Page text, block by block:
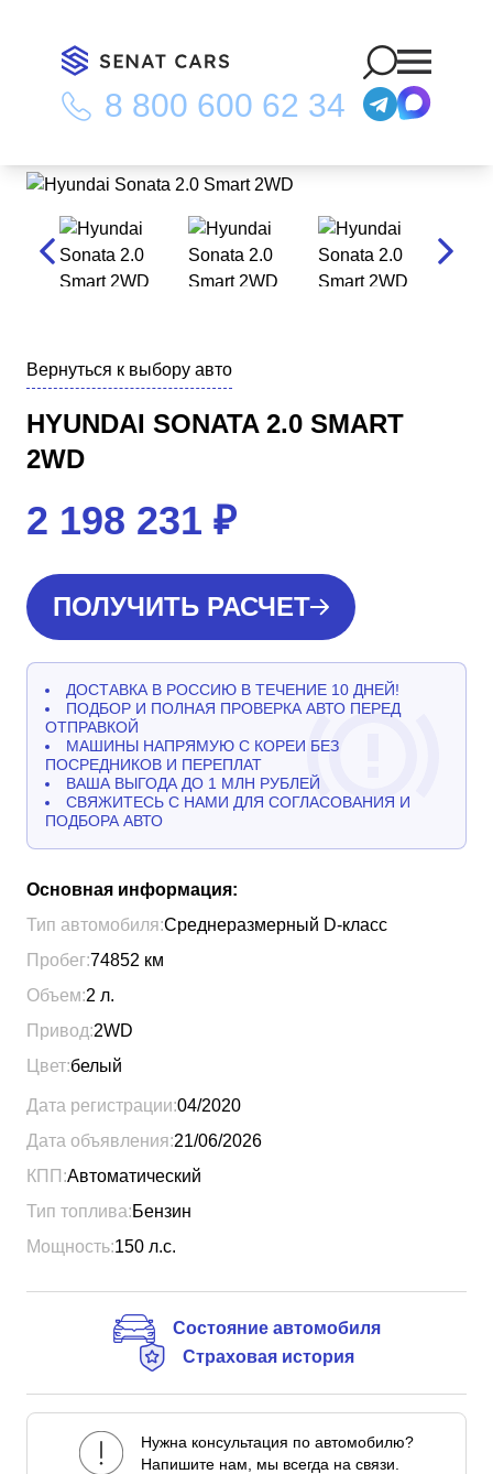
8 800 600 62 34
Главная Каталог/Hyundai Sonata 2.0 Smart 2WD
Вернуться к выбору авто
HYUNDAI SONATA 2.0 SMART
2WD
2 198 231 ₽
ПОЛУЧИТЬ РАСЧЕТ
ДОСТАВКА В РОССИЮ В ТЕЧЕНИЕ 10 ДНЕЙ!
ПОДБОР И ПОЛНАЯ ПРОВЕРКА АВТО ПЕРЕД
ОТПРАВКОЙ
МАШИНЫ НАПРЯМУЮ С КОРЕИ БЕЗ
ПОСРЕДНИКОВ И ПЕРЕПЛАТ
ВАША ВЫГОДА ДО 1 МЛН РУБЛЕЙ
СВЯЖИТЕСЬ С НАМИ ДЛЯ СОГЛАСОВАНИЯ И
ПОДБОРА АВТО
Основная информация:
Тип автомобиля:Среднеразмерный D-класс
Пробег:74852 км
Объем:2 л.
Привод:2WD
Цвет:белый
Дата регистрации:04/2020
Дата объявления:21/06/2026
КПП:Автоматический
Тип топлива:Бензин
Мощность:150 л.с.
Состояние автомобиля
Страховая история
Нужна консультация по автомобилю?
Напишите нам, мы всегда на связи.